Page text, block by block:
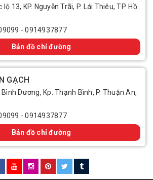
lộ 13, KP. Nguyễn Trãi, P. Lái Thiêu, TP. Hồ
-0914937877
Bản đồ chỉ đường
GẠCH
Dương, Kp. Thạnh Bình, P. Thuận An,
-0914937877
Bản đồ chỉ đường